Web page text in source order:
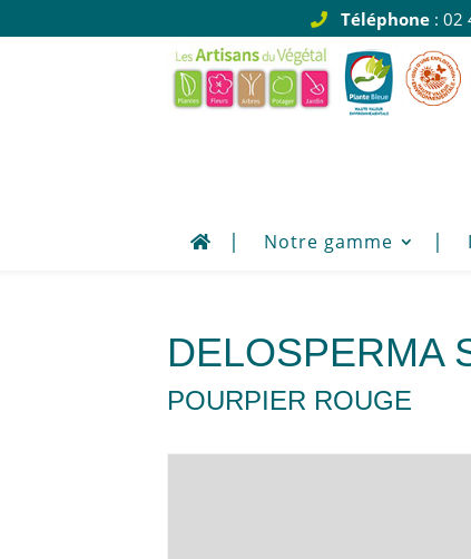
Téléphone: 02
Notre gamme
DELOSPERMA
POURPIER ROUGE